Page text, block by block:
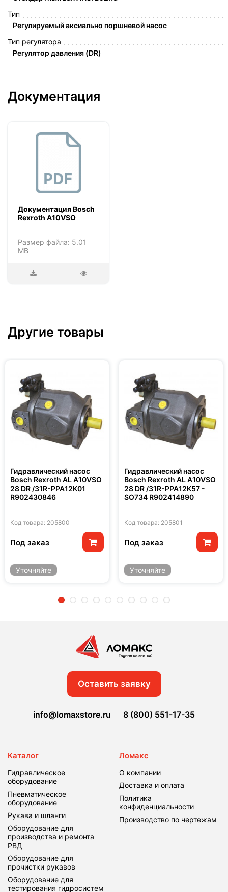
Тип
Регулируемый аксиально поршневой насос
Тип регулятора
Регулятор давления (DR)
Документация
Документация Bosch
Rexroth A10VSO
Размер файла: 5.01
MB
Другие товары
Гидравлический насос
Bosch Rexroth AL A10VSO
28 DR /31R-PPA12K01
R902430846
Код товара: 205800
Под заказ
Уточняйте
Гидравлический насос
Bosch Rexroth AL A10VSO
28 DR /31R-PPA12K57 -
SO734 R902414890
Код товара: 205801
Под заказ
Уточняйте
Оставить заявку
info@lomaxstore.ru 8 (800) 551-17-35
Каталог
Гидравлическое
оборудование
Пневматическое
оборудование
Рукава и шланги
Оборудование для
производства и ремонта
РВД
Оборудование для
прочистки рукавов
Оборудование для
тестирования гидросистем
Ломакс
О компании
Доставка и оплата
Политика
конфиденциальности
Производство по чертежам